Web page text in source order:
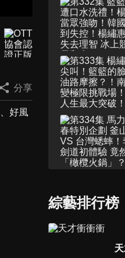
分享
好風
綜藝排行榜